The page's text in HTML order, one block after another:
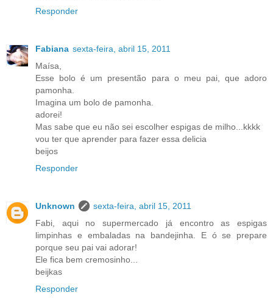
Responder
Fabiana sexta-feira, abril 15, 2011
Maísa,
Esse bolo é um presentão para o meu pai, que adoro
pamonha.
Imagina um bolo de pamonha.
adorei!
Mas sabe que eu não sei escolher espigas de milho...kkkk
vou ter que aprender para fazer essa delicia
beijos
Responder
Unknown
sexta-feira, abril 15, 2011
Fabi, aqui no supermercado já encontro as espigas
limpinhas e embaladas na bandejinha. E ó se prepare
porque seu pai vai adorar!
Ele fica bem cremosinho...
beijkas
Responder